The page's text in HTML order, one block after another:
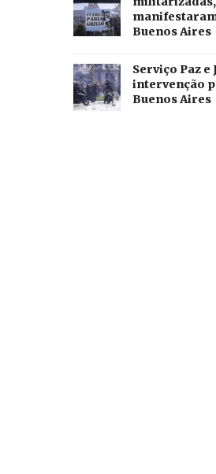
Buenos Aires
Serviço Paz
intervenção
Buenos Aires